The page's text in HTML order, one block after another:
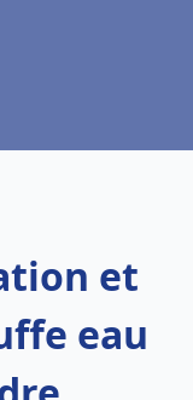
et
eau